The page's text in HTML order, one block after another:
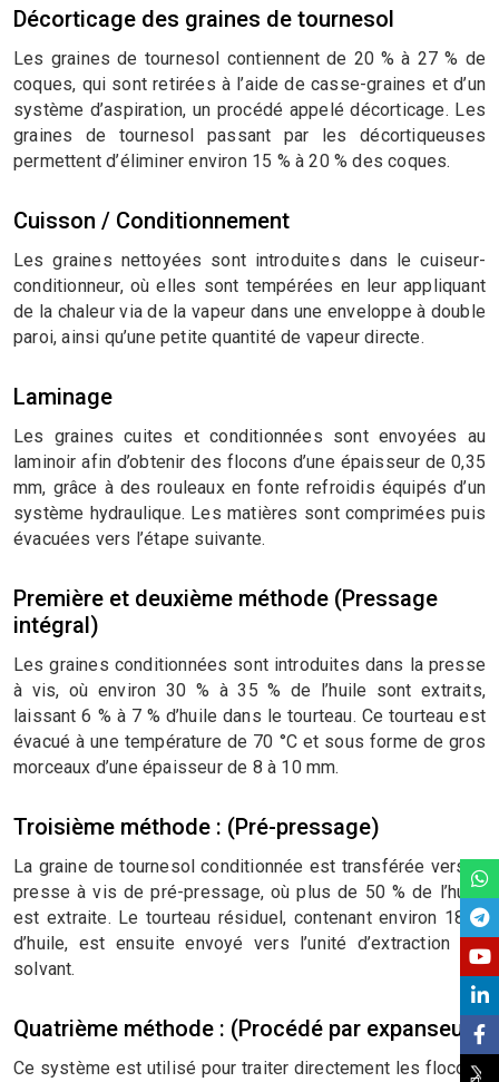
Décorticage des graines de tournesol
Les graines de tournesol contiennent de 20 % à 27 % de
coques, qui sont retirées à l’aide de casse-graines et d’un
système d’aspiration, un procédé appelé décorticage. Les
graines de tournesol passant par les décortiqueuses
permettent d’éliminer environ 15 % à 20 % des coques.
Cuisson / Conditionnement
Les graines nettoyées sont introduites dans le cuiseur-
conditionneur, où elles sont tempérées en leur appliquant
de la chaleur via de la vapeur dans une enveloppe à double
paroi, ainsi qu’une petite quantité de vapeur directe.
Laminage
Les graines cuites et conditionnées sont envoyées au
laminoir afin d’obtenir des flocons d’une épaisseur de 0,35
mm, grâce à des rouleaux en fonte refroidis équipés d’un
système hydraulique. Les matières sont comprimées puis
évacuées vers l’étape suivante.
Première et deuxième méthode (Pressage
intégral)
Les graines conditionnées sont introduites dans la presse
à vis, où environ 30 % à 35 % de l’huile sont extraits,
laissant 6 % à 7 % d’huile dans le tourteau. Ce tourteau est
évacué à une température de 70 °C et sous forme de gros
morceaux d’une épaisseur de 8 à 10 mm.
Troisième méthode : (Pré-pressage)
La graine de tournesol conditionnée est transférée vers la
presse à vis de pré-pressage, où plus de 50 % de l’huile
est extraite. Le tourteau résiduel, contenant environ 18 %
d’huile, est ensuite envoyé vers l’unité d’extraction par
solvant.
Quatrième méthode : (Procédé par expanseur)
Ce système est utilisé pour traiter directement les flocons